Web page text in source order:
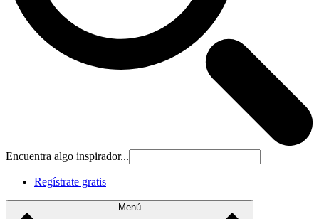
Encuentra algo inspirador...
Regístrate gratis
Menú